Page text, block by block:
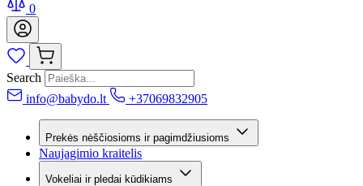
0
Search
info@babydo.lt
+37069832905
Prekės nėščiosioms ir pagimdžiusioms
Naujagimio kraitelis
Vokeliai ir pledai kūdikiams